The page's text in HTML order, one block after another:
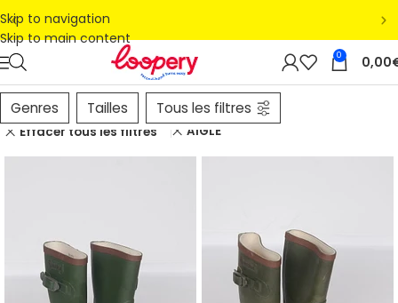
Skip to navigation
Skip to main content
0 0,00
Genres Tailles Tous les filtres
Effacer tous les filtres AIGLE